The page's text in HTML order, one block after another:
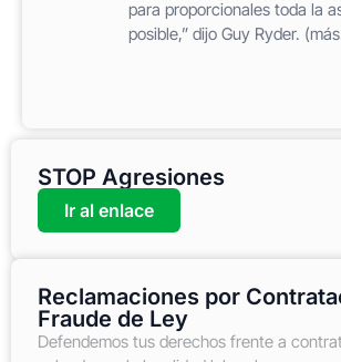
para proporcionales toda la
posible,” dijo Guy Ryder.
STOP Agresiones
Ir al enlace
Reclamaciones por
Fraude de Ley
Defendemos tus derechos frente a